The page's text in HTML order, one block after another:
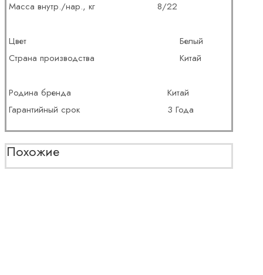
Масса внутр./нар., кг 8/22
Цвет
Белый
Страна производства
Китай
Родина бренда
Китай
Гарантийный срок
3 Года
Похожие